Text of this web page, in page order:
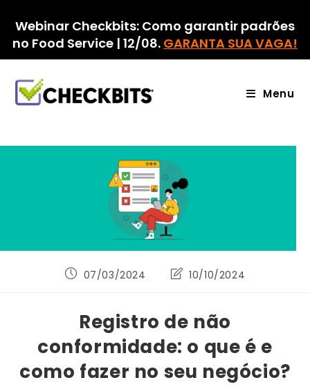
para
conteúdo
Webinar Checkbits: Como garantir padrões
no Food Service | 12/08. GARANTA SUA VAGA!
Menu
Post07/03/2024
Última
post:
10/10/2024
Registro de não
conformidade: o que é e
como fazer no seu negócio?